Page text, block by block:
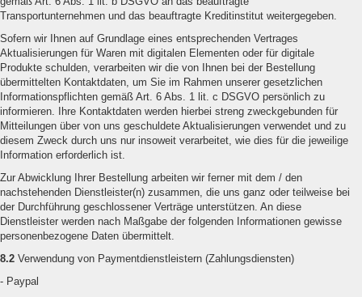
Transportunternehmen und das beauftragte Kreditinstitut weitergegeben.
Sofern wir Ihnen auf Grundlage eines entsprechenden Vertrages
Aktualisierungen für Waren mit digitalen Elementen oder für digitale
Produkte schulden, verarbeiten wir die von Ihnen bei der Bestellung
übermittelten Kontaktdaten, um Sie im Rahmen unserer gesetzlichen
Informationspflichten gemäß Art. 6 Abs. 1 lit. c DSGVO persönlich zu
informieren. Ihre Kontaktdaten werden hierbei streng zweckgebunden für
Mitteilungen über von uns geschuldete Aktualisierungen verwendet und zu
diesem Zweck durch uns nur insoweit verarbeitet, wie dies für die jeweilige
Information erforderlich ist.
Zur Abwicklung Ihrer Bestellung arbeiten wir ferner mit dem / den
nachstehenden Dienstleister(n) zusammen, die uns ganz oder teilweise bei
der Durchführung geschlossener Verträge unterstützen. An diese
Dienstleister werden nach Maßgabe der folgenden Informationen gewisse
personenbezogene Daten übermittelt.
8.2 Verwendung von Paymentdienstleistern (Zahlungsdiensten)
- Paypal